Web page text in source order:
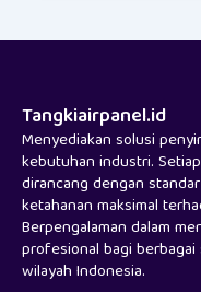
Tangkiairpanel.id
Menyediakan solusi
kebutuhan industri.
dirancang dengan
ketahanan maksimal
Berpengalaman dalam
profesional bagi
wilayah Indonesia.